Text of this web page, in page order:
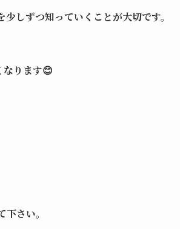
しずつ知っていくことが大切です。
なります😊
さい。